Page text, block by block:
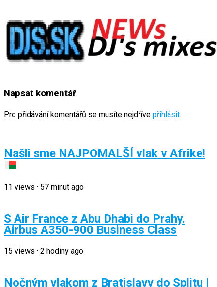
Napsat komentář
Pro přidávání komentářů se musíte nejdříve přihlásit.
Našli sme NAJPOMALŠÍ vlak v Afrike!
11 views · 57 minut ago
S Air France z Abu Dhabi do Prahy.
Airbus A350-900 Business Class
15 views · 2 hodiny ago
Nočným vlakom z Bratislavy do Splitu |